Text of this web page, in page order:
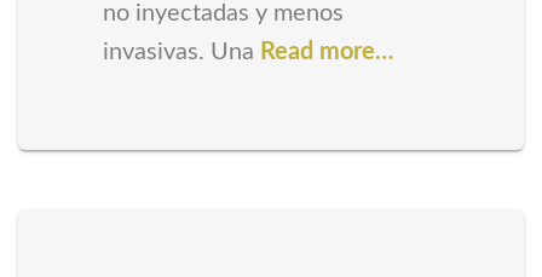
no inyectadas y menos
invasivas. Una Read more…